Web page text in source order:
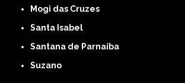
Mogi das Cruzes
Santa Isabel
Santana de Parnaíba
Suzano